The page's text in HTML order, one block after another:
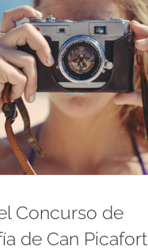
Concurso de
de Can Picafort